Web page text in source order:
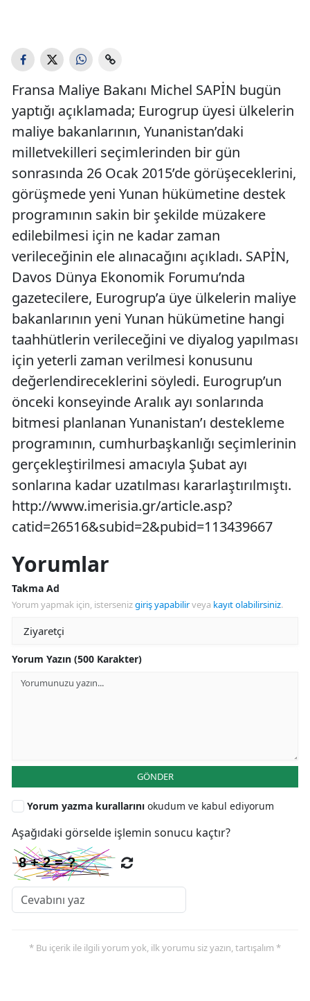
Fransa Maliye Bakanı Michel SAPİN bugün
yaptığı açıklamada; Eurogrup üyesi ülkelerin
maliye bakanlarının, Yunanistan’daki
milletvekilleri seçimlerinden bir gün
sonrasında 26 Ocak 2015’de görüşeceklerini,
görüşmede yeni Yunan hükümetine destek
programının sakin bir şekilde müzakere
edilebilmesi için ne kadar zaman
verileceğinin ele alınacağını açıkladı. SAPİN,
Davos Dünya Ekonomik Forumu’nda
gazetecilere, Eurogrup’a üye ülkelerin maliye
bakanlarının yeni Yunan hükümetine hangi
taahhütlerin verileceğini ve diyalog yapılması
için yeterli zaman verilmesi konusunu
değerlendireceklerini söyledi. Eurogrup’un
önceki konseyinde Aralık ayı sonlarında
bitmesi planlanan Yunanistan’ı destekleme
programının, cumhurbaşkanlığı seçimlerinin
gerçekleştirilmesi amacıyla Şubat ayı
sonlarına kadar uzatılması kararlaştırılmıştı.
http://www.imerisia.gr/article.asp?
catid=26516&subid=2&pubid=113439667
Yorumlar
Takma Ad
Yorum yapmak için, istersenizgiriş yapabilirveya kayıt olabilirsiniz.
Yorum Yazın (500 Karakter)
GÖNDER
Yorum yazma kurallarını okudum ve kabul ediyorum
Aşağıdaki görselde işlemin sonucu kaçtır?
* Bu içerik ile ilgili yorum yok, ilk yorumu siz yazın, tartışalım *